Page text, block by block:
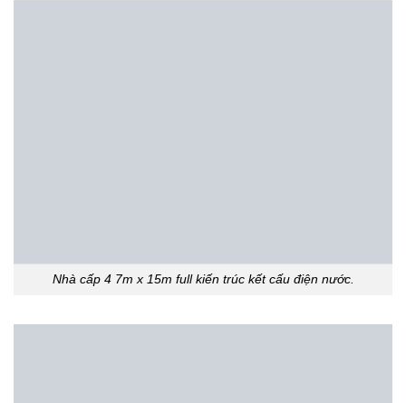
Nhà cấp 4 7m x 15m full kiến trúc kết cấu điện nước.